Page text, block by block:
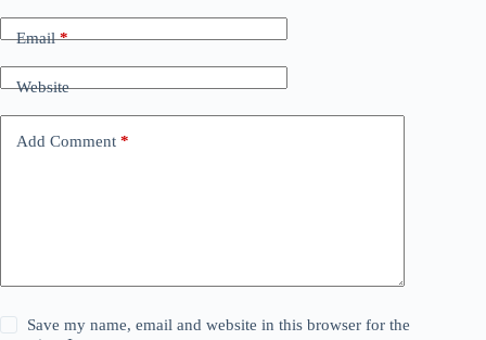
Email*
Website
Add Comment *
Save my name, email and website in this browser for the